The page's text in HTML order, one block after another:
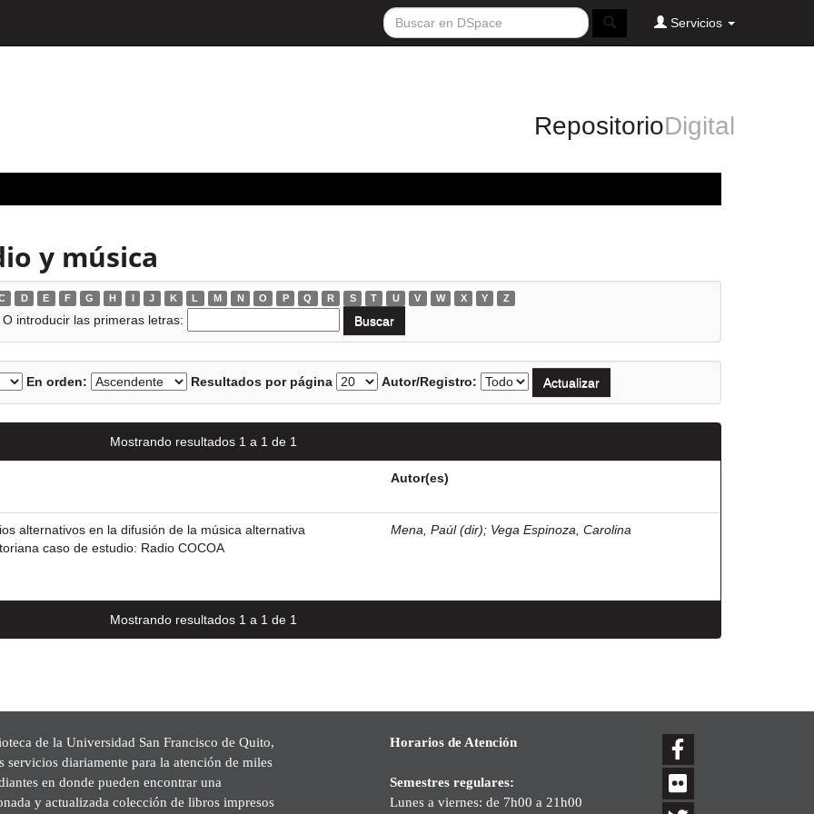
Servicios
RepositorioDigital
y música
D E F G H I J K L M N O P Q R S T U V W X Y Z
O introducir las primeras letras:
En orden: Resultados por página Autor/Registro:
Mostrando resultados 1 a 1 de 1
Autor(es)
alternativos en la difusión de la música alternativa
caso de estudio: Radio COCOA
Mena, Paúl (dir); Vega Espinoza, Carolina
Mostrando resultados 1 a 1 de 1
de la Universidad San Francisco de Quito,
servicios diariamente para la atención de miles
en donde pueden encontrar una
y actualizada colección de libros impresos
Horarios de Atención
Semestres regulares:
Lunes a viernes: de 7h00 a 21h00